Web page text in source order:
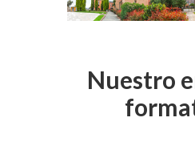
Nuestro